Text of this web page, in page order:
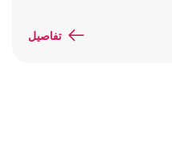
تفاصيل